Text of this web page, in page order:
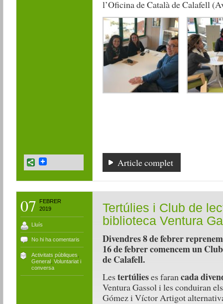
l’Oficina de Català de Calafell
Article complet
07
FEBRER
2019
Lluís
No hi ha comentaris
Activitats públiques
General, Voluntariat i
conversa
Tertúlies i Club de
biblioteca Ventura
Divendres 8 de febrer
16 de febrer comencem un
de Calafell.
Lestertúlieses farancada
Ventura Gassol i les conduiran
Gómez i Víctor Artigot